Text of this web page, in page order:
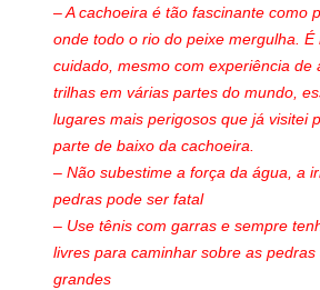
– A cachoeira é tão fascinante como
onde todo o rio do peixe mergulha. É
cuidado, mesmo com experiência de
trilhas em várias partes do mundo,
lugares mais perigosos que já visitei
parte de baixo da cachoeira.
– Não subestime a força da água, a
pedras pode ser fatal
– Use tênis com garras e sempre
livres para caminhar sobre as
grandes